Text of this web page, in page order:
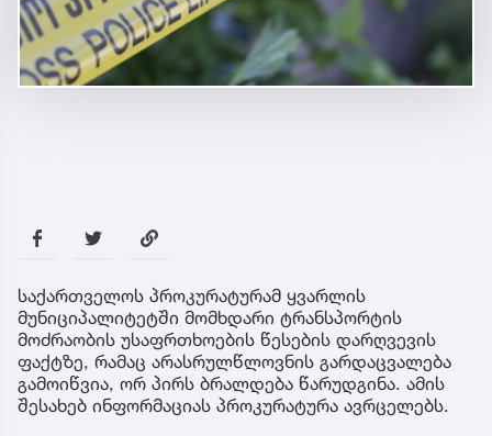
საქართველოს პროკურატურამ ყვარლის
მუნიციპალიტეტში მომხდარი ტრანსპორტის
მოძრაობის უსაფრთხოების წესების დარღვევის
ფაქტზე, რამაც არასრულწლოვნის გარდაცვალება
გამოიწვია, ორ პირს ბრალდება წარუდგინა. ამის
შესახებ ინფორმაციას პროკურატურა ავრცელებს.